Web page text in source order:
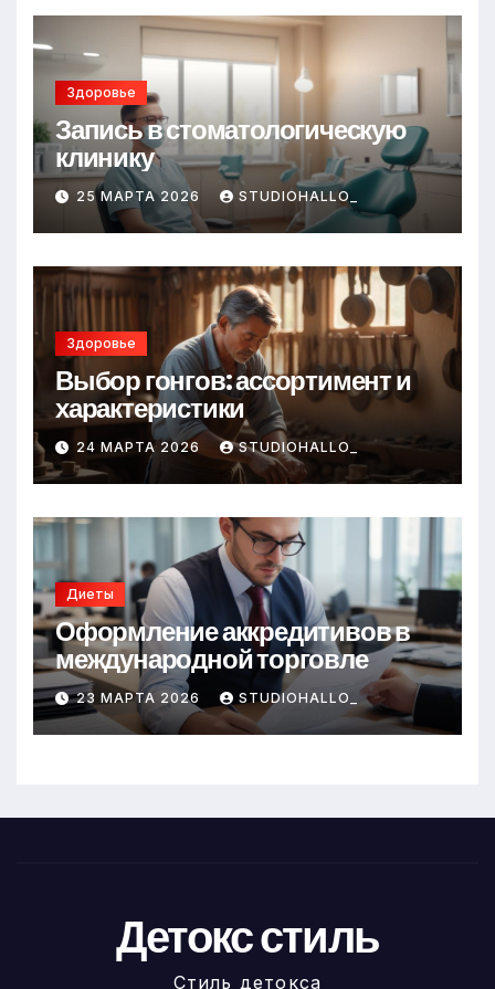
Здоровье
Запись в стоматологическую
клинику
25 МАРТА 2026 STUDIOHALLO_
Здоровье
Выбор гонгов: ассортимент и
характеристики
24 МАРТА 2026 STUDIOHALLO_
Диеты
Оформление аккредитивов в
международной торговле
23 МАРТА 2026 STUDIOHALLO_
Детокс стиль
Стиль детокса